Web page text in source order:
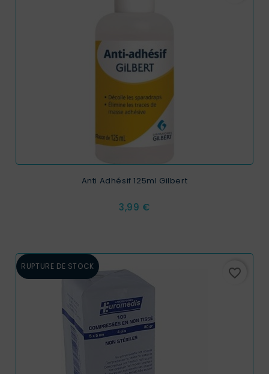
Anti Adhésif 125ml Gilbert
Prix
3,99 €
RUPTURE DE STOCK favorite_border